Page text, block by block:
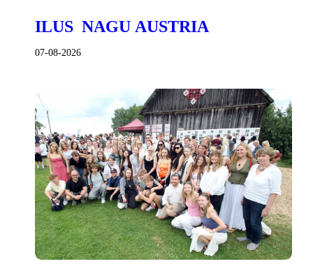
ILUS NAGU AUSTRIA
07-08-2026